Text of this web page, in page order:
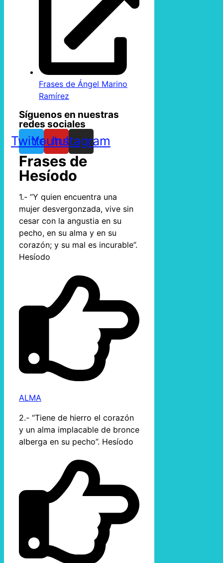
Frases de Ángel Marino
Ramírez
Síguenos en nuestras
redes sociales
TwitterYoutube
Instagram
Frases de
Hesíodo
1.- “Y quien encuentra una
mujer desvergonzada, vive sin
cesar con la angustia en su
pecho, en su alma y en su
corazón; y su mal es incurable”.
Hesíodo
ALMA
2.- “Tiene de hierro el corazón
y un alma implacable de bronce
alberga en su pecho”. Hesíodo